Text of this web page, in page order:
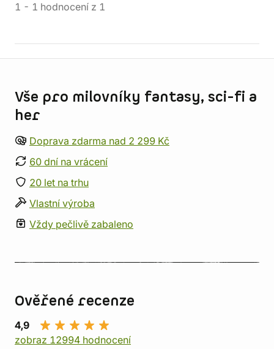
1 - 1 hodnocení z 1
Vše pro milovníky fantasy, sci-fi a
her
Doprava zdarma nad 2 299 Kč
60 dní na vrácení
20 let na trhu
Vlastní výroba
Vždy pečlivě zabaleno
Ověřené recenze
4,9
zobraz 12994 hodnocení